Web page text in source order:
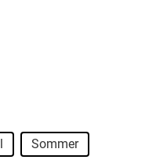
Sommer